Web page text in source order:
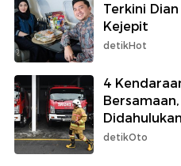
Terkini
Kejepit
detikHot
4
detikOto